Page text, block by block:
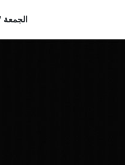
الجمعة 7 اغسطس 2026 الساعة 02:05 ص